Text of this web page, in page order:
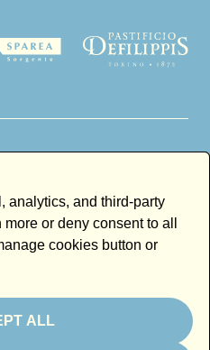
analytics, and third-party
or deny consent to all
cookies button or
ALL